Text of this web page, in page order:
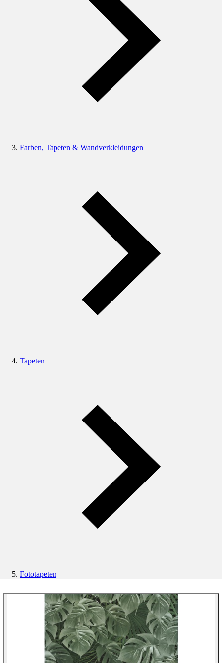
Farben, Tapeten & Wandverkleidungen
Tapeten
Fototapeten